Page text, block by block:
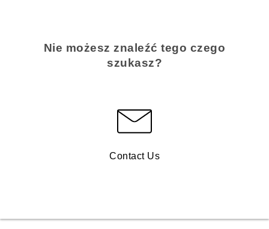
Nie możesz znaleźć tego czego
szukasz?
Contact Us